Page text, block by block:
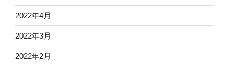
2022年4月
2022年3月
2022年2月